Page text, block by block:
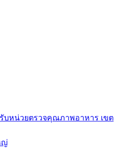
บหน่วยตรวจคุณภาพอาหาร เขต
ญ่